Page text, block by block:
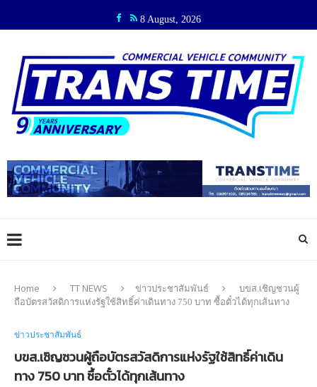
8 August, 2026
Home TT NEWS ข่าวประชาสัมพันธ์
บขส.เชิญชวนผู้
ถือบัตรสวัสดิการแห่งรัฐใช้สิทธิ์ค่าเดินทาง 750 บาท ซื้อตั๋วได้ทุกเส้นทาง
ข่าวประชาสัมพันธ์
บขส.เชิญชวนผู้ถือบัตรสวัสดิการแห่งรัฐใช้สิทธิ์ค่าเดิน
ทาง 750 บาท ซื้อตั๋วได้ทุกเส้นทาง